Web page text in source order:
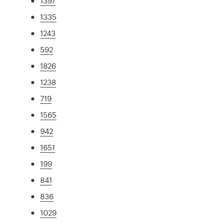
1335
1243
592
1826
1238
719
1565
942
1651
199
841
836
1029